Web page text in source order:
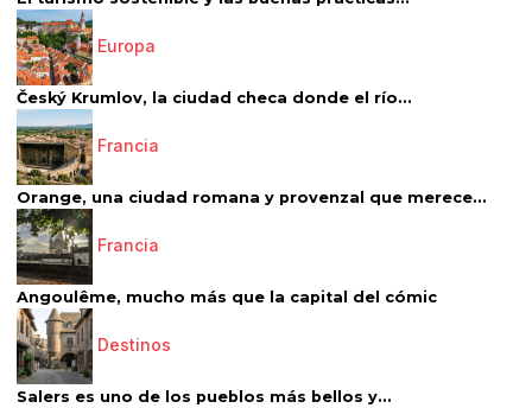
Europa
Český Krumlov, la ciudad checa donde el río...
Francia
Orange, una ciudad romana y provenzal que merece...
Francia
Angoulême, mucho más que la capital del cómic
Destinos
Salers es uno de los pueblos más bellos y...